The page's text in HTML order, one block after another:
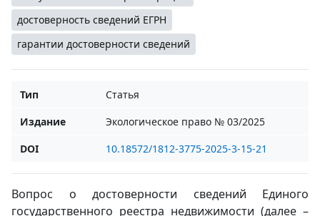
достоверность сведений ЕГРН
гарантии достоверности сведений
Тип
Статья
Издание
Экологическое право № 03/2025
DOI
10.18572/1812-3775-2025-3-15-21
Вопрос о достоверности сведений Единого
государственного реестра недвижимости (далее –